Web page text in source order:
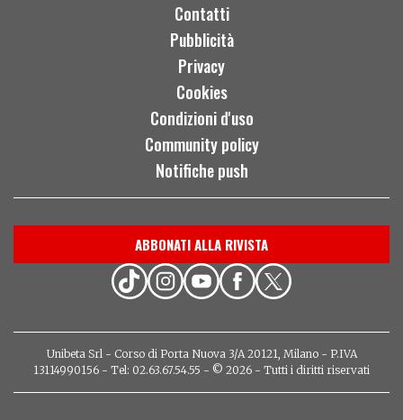
Contatti
Pubblicità
Privacy
Cookies
Condizioni d'uso
Community policy
Notifiche push
ABBONATI ALLA RIVISTA
Unibeta Srl - Corso di Porta Nuova 3/A 20121, Milano - P.IVA
13114990156 - Tel: 02.63.67.54.55 - © 2026 - Tutti i diritti riservati